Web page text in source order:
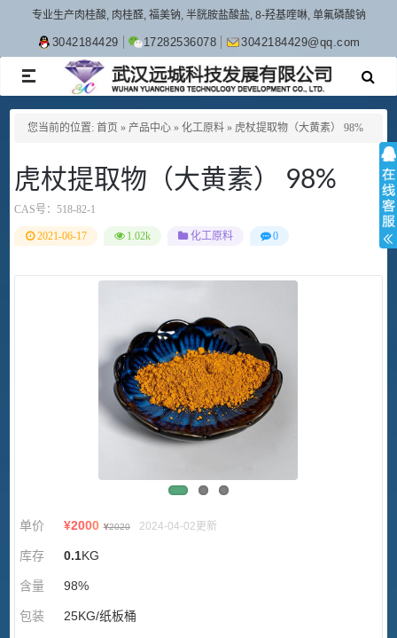
专业生产肉桂酸, 肉桂醛, 福美钠, 半胱胺盐酸盐, 8-羟基喹啉, 单氟磷酸钠
3042184429 17282536078 3042184429@qq.com
TOGGLE
NAVIGATION
您当前的位置: 首页 » 产品中心 » 化工原料 » 虎杖提取物（大黄素） 98%
虎杖提取物（大黄素） 98%
CAS号： 518-82-1
2021-06-17 1.02k 化工原料 0
单价 ¥2000 ¥2020 2024-04-02更新
库存 0.1KG
含量 98%
包装 25KG/纸板桶